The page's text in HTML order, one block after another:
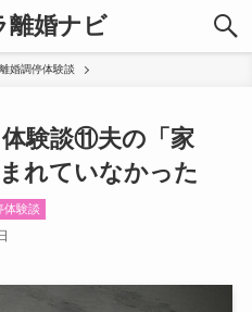
離婚ナビ
婚調停体験談
験談⑪夫の「家
れていなかった
体験談